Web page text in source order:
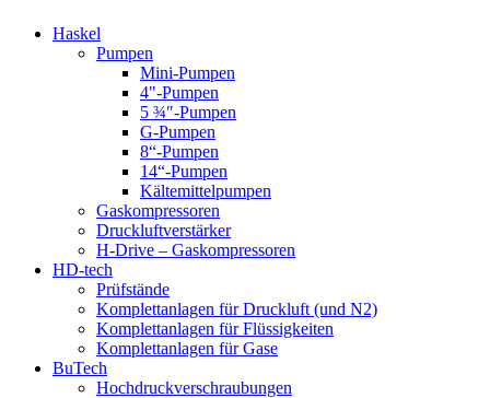
Haskel
Pumpen
Mini-Pumpen
4"-Pumpen
5 ¾″-Pumpen
G-Pumpen
8“-Pumpen
14“-Pumpen
Kältemittelpumpen
Gaskompressoren
Druckluftverstärker
H-Drive – Gaskompressoren
HD-tech
Prüfstände
Komplettanlagen für Druckluft (und N2)
Komplettanlagen für Flüssigkeiten
Komplettanlagen für Gase
BuTech
Hochdruckverschraubungen